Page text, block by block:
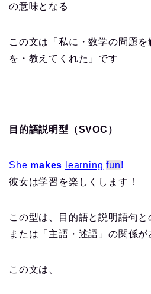
の意味となる
この文は「私に・数学の問題
を・教えてくれた」です
目的語説明型（SVOC）
She makes learning fun!
彼女は学習を楽しくします！
この型は、目的語と説明語句と
または「主語・述語」の関係が
この文は、